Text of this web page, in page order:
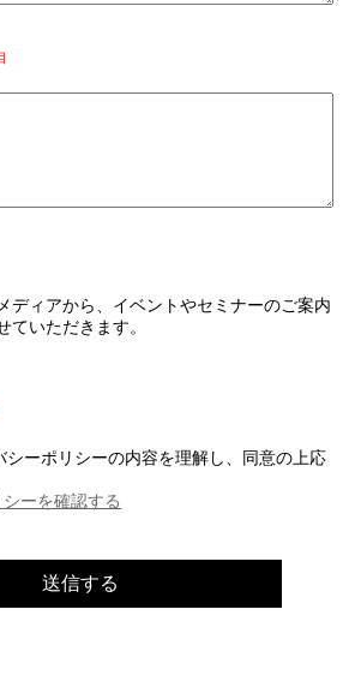
ディアから、イベントやセミナーのご案内
ていただきます。
シーポリシーの内容を理解し、同意の上応
ーを確認する